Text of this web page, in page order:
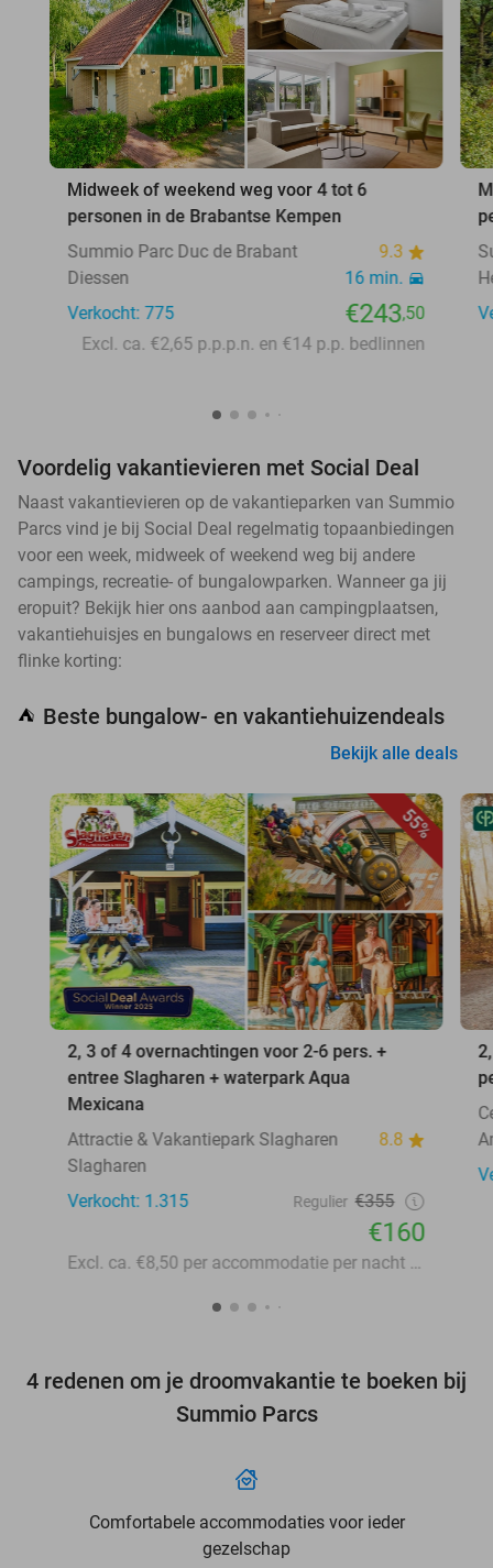
Midweek of weekend weg voor 4 tot 6
personen in de Brabantse Kempen
Summio Parc Duc de Brabant
9.3
Diessen
16 min.
Verkocht: 775
€243,50
Excl. ca. €2,65 p.p.p.n. en €14 p.p. bedlinnen
Voordelig vakantievieren met Social Deal
Naast vakantievieren op de vakantieparken van Summio
Parcs vind je bij Social Deal regelmatig topaanbiedingen
voor een week, midweek of weekend weg bij andere
campings, recreatie- of bungalowparken. Wanneer ga jij
eropuit? Bekijk hier ons aanbod aan campingplaatsen,
vakantiehuisjes en bungalows en reserveer direct met
flinke korting:
⛺ Beste bungalow- en vakantiehuizendeals
Bekijk alle deals
55%
2, 3 of 4 overnachtingen voor 2-6 pers. +
entree Slagharen + waterpark Aqua
Mexicana
Attractie & Vakantiepark Slagharen
8.8
Slagharen
Verkocht: 1.315
Regulier €355
€160
Excl. ca. €8,50 per accommodatie per nacht aan lokale heffingen
4 redenen om je droomvakantie te boeken bij
Summio Parcs
Comfortabele accommodaties voor ieder
gezelschap